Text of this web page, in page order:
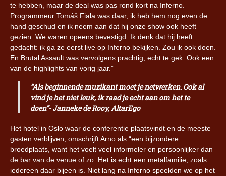
te hebben, maar de deal was pas rond kort na Inferno.
Programmeur Tomáš Fiala was daar, ik heb hem nog even de
hand geschud en ik neem aan dat hij onze show ook heeft
gezien. We waren opeens bevestigd. Ik denk dat hij heeft
gedacht: ik ga ze eerst live op Inferno bekijken. Zou ik ook doen.
En Brutal Assault was vervolgens prachtig, echt te gek. Ook een
van de highlights van vorig jaar.”
“Als beginnende muzikant moet je netwerken. Ook al
vind je het niet leuk, ik raad je echt aan om het te
doen”- Janneke de Rooy, AltarEgo
Het hotel in Oslo waar de conferentie plaatsvindt en de meeste
gasten verblijven, omschrijft Arno als “een bijzondere
broedplaats, want het voelt veel informeler en persoonlijker dan
de bar van de venue of zo. Het is echt een metalfamilie, zoals
iedereen daar bijeen is. Niet lang na Inferno speelden we op het